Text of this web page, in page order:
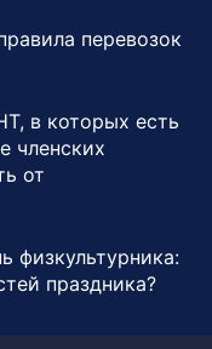
перевозок
в которых есть
членских
от
физкультурника:
праздника?